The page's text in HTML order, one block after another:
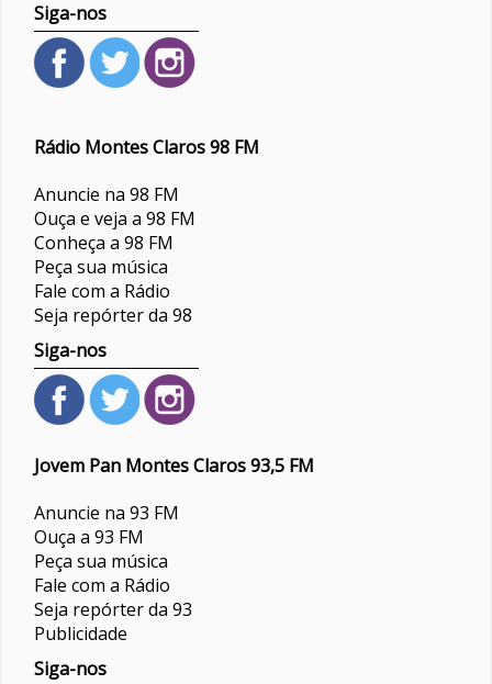
Siga-nos
Rádio Montes Claros 98 FM
Anuncie na 98 FM
Ouça e veja a 98 FM
Conheça a 98 FM
Peça sua música
Fale com a Rádio
Seja repórter da 98
Siga-nos
Jovem Pan Montes Claros 93,5 FM
Anuncie na 93 FM
Ouça a 93 FM
Peça sua música
Fale com a Rádio
Seja repórter da 93
Publicidade
Siga-nos